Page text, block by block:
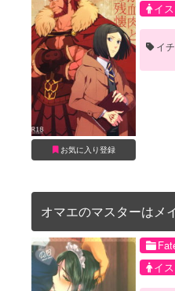
お気に入り登録
イ
イ
オマエのマスターはメ
イ